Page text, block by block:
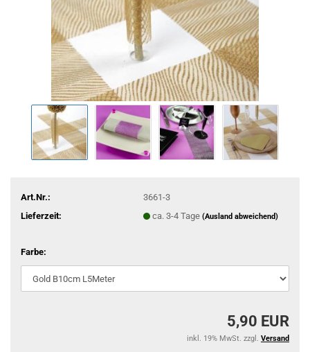
Art.Nr.:
3661-3
Lieferzeit:
ca. 3-4 Tage (Ausland abweichend)
Farbe:
5,90 EUR
inkl. 19% MwSt. zzgl. Versand